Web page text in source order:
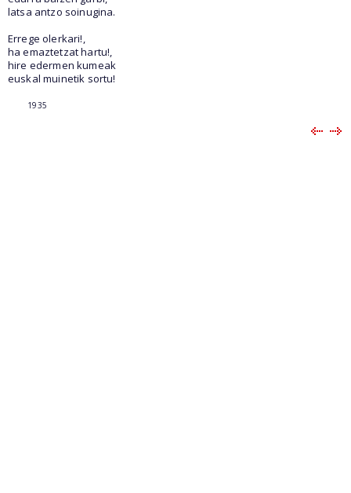
latsa antzo soinugina.
Errege olerkari!,
ha emaztetzat hartu!,
hire edermen kumeak
euskal muinetik sortu!
1935